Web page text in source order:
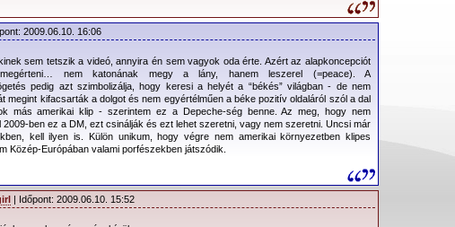
2009.06.10. 16:06
sem tetszik a videó, annyira én sem vagyok oda érte. Azért az alapkoncepciót
nem katonának megy a lány, hanem leszerel (=peace). A
pedig azt szimbolizálja, hogy keresi a helyét a “békés” világban - de nem
megint kifacsarták a dolgot és nem egyértélműen a béke pozitív oldaláról szól a dal
más amerikai klip - szerintem ez a Depeche-ség benne. Az meg, hogy nem
2009-ben ez a DM, ezt csinálják és ezt lehet szeretni, vagy nem szeretni. Uncsi már
kell ilyen is. Külön unikum, hogy végre nem amerikai környezetben klipes
Közép-Európában valami porfészekben játszódik.
| Időpont: 2009.06.10. 15:52